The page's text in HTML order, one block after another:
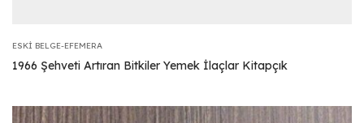
ESKI BELGE-EFEMERA
1966 Şehveti Artıran Bitkiler Yemek İlaçlar Kitapçık